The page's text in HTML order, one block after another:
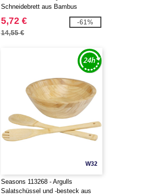
Schneidebrett aus Bambus
5,72 €
14,55 €
-61%
W32
Seasons 113268 - Argulls
Salatschüssel und -besteck aus